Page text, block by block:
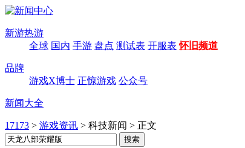
新游热游
全球 国内 手游 盘点 测试表 开服表 怀旧频道
品牌
游戏X博士 正惊游戏 公众号
新闻大全
17173 > 游戏资讯 > 科技新闻 > 正文